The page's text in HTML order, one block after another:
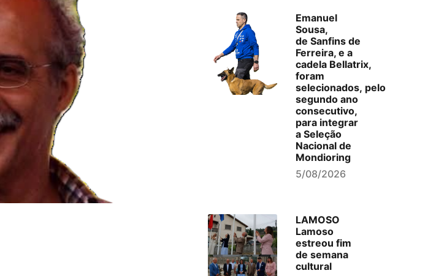
Emanuel
Sousa,
de Sanfins de
Ferreira, e a
cadela Bellatrix,
foram
selecionados, pelo
segundo ano
consecutivo,
para integrar
a Seleção
Nacional de
Mondioring
5/08/2026
LAMOSO
Lamoso
estreou fim
de semana
cultural